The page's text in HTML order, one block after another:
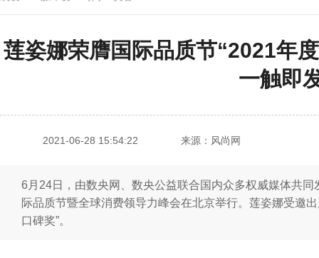
莲姿娜荣膺国际品质节“2021年
一触即
2021-06-28 15:54:22 来源：风尚网
6月24日，由数央网、数央公益联合国内众多权威媒体共同
际品质节暨全球消费领导力峰会在北京举行。莲姿娜受邀
口碑奖”。